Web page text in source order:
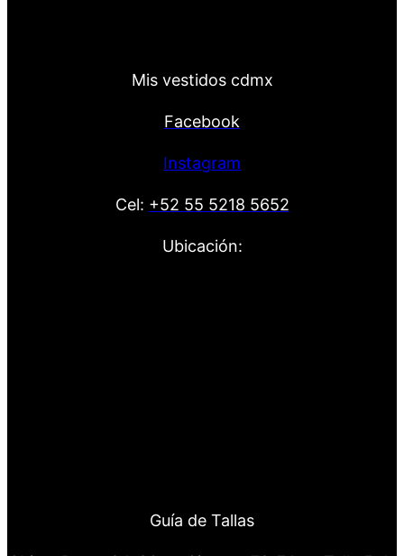
Mis vestidos cdmx
Facebook
Instagram
Cel: +52 55 5218 5652
Ubicación:
Guía de Tallas